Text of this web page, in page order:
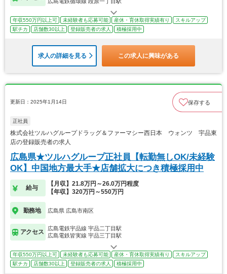
年収550万円以上可 未経験者も応募可能 産休・育休取得実績有り
スキルアップ
駅チカ
店舗数30以上 登録販売者の求人 積極採用中
求人の詳細を見る この求人に興味がある
更新日：2025年1月14日 保存する
正社員
株式会社ツルハグループドラッグ＆ファーマシー西日本 ウォンツ 宇品東
店の登録販売者の求人
広島県★ツルハグループ正社員【転勤無しOK/未経験
OK】中国地方最大手★店舗拡大につき積極採用中
給与
【月収】21.8万円～26.0万円程度
【年収】320万円～550万円
勤務地 広島県 広島市南区
アクセス
広島電鉄宇品線 宇品二丁目駅
広島電鉄皆実線 宇品三丁目駅
年収550万円以上可 未経験者も応募可能 産休・育休取得実績有り
スキルアップ
駅チカ
店舗数30以上 登録販売者の求人 積極採用中